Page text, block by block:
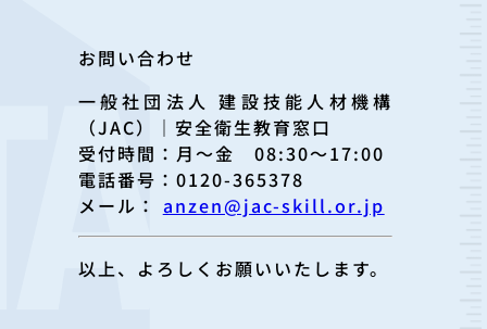
お問い合わせ
一般社団法人 建設技能人材機構
（JAC）｜安全衛生教育窓口
受付時間：月～金 08:30～17:00
電話番号：0120-365378
メール： anzen@jac-skill.or.jp
以上、よろしくお願いいたします。